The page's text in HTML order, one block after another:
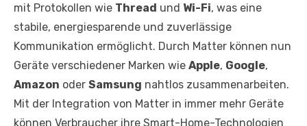
mit Protokollen wie Thread und Wi-Fi, was eine
stabile, energiesparende und zuverlässige
Kommunikation ermöglicht. Durch Matter können nun
Geräte verschiedener Marken wie Apple, Google,
Amazon oder Samsung nahtlos zusammenarbeiten.
Mit der Integration von Matter in immer mehr Geräte
können Verbraucher ihre Smart-Home-Technologien